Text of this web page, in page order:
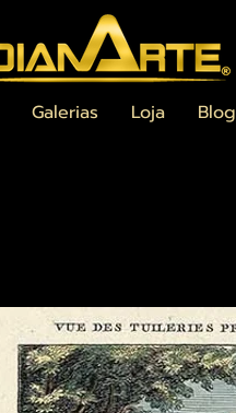
Galerias Loja Blog